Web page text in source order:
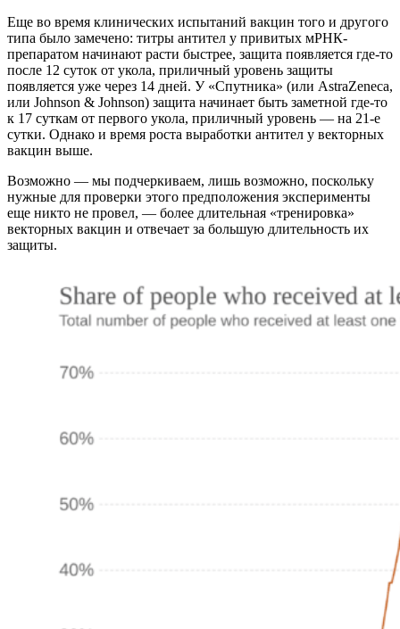
Еще во время клинических испытаний вакцин того и другого
типа было замечено: титры антител у привитых мРНК-
препаратом начинают расти быстрее, защита появляется где-то
после 12 суток от укола, приличный уровень защиты
появляется уже через 14 дней. У «Спутника» (или AstraZeneca,
или Johnson & Johnson) защита начинает быть заметной где-то
к 17 суткам от первого укола, приличный уровень — на 21-е
сутки. Однако и время роста выработки антител у векторных
вакцин выше.
Возможно — мы подчеркиваем, лишь возможно, поскольку
нужные для проверки этого предположения эксперименты
еще никто не провел, — более длительная «тренировка»
векторных вакцин и отвечает за большую длительность их
защиты.